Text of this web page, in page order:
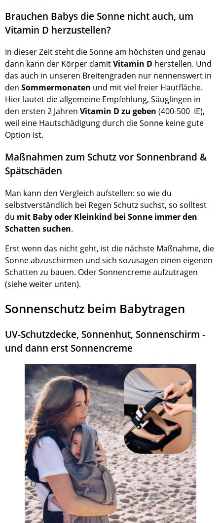
Brauchen Babys die Sonne nicht auch, um
Vitamin D herzustellen?
In dieser Zeit steht die Sonne am höchsten und genau
dann kann der Körper damitVitamin D herstellen. Und
das auch in unseren Breitengraden nur nennenswert in
den Sommermonaten und mit viel freier Hautfläche.
Hier lautet die allgemeine Empfehlung, Säuglingen in
den ersten 2 Jahren Vitamin D zu geben (400-500 IE),
weil eine Hautschädigung durch die Sonne keine gute
Option ist.
Maßnahmen zum Schutz vor Sonnenbrand &
Spätschäden
Man kann den Vergleich aufstellen: so wie du
selbstverständlich bei Regen Schutz suchst, so solltest
du mit Baby oder Kleinkind bei Sonne immer den
Schatten suchen.
Erst wenn das nicht geht, ist die nächste Maßnahme, die
Sonne abzuschirmen und sich sozusagen einen eigenen
Schatten zu bauen. Oder Sonnencreme aufzutragen
(siehe weiter unten).
Sonnenschutz beim Babytragen
UV-Schutzdecke, Sonnenhut, Sonnenschirm -
und dann erst Sonnencreme